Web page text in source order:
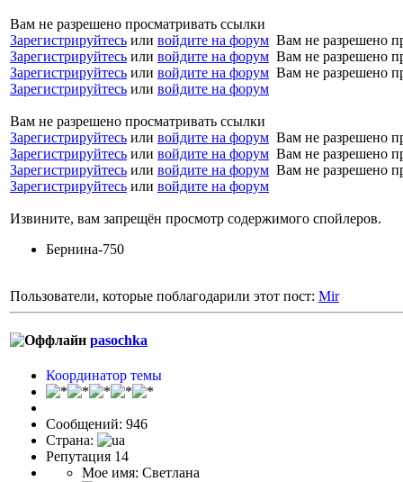
Вам не разрешено просматривать ссылки
Зарегистрируйтесь или войдите на форум Вам не разрешено
Зарегистрируйтесь или войдите на форум Вам не разрешено
Зарегистрируйтесь или войдите на форум Вам не разрешено
Зарегистрируйтесь или войдите на форум
Вам не разрешено просматривать ссылки
Зарегистрируйтесь или войдите на форум Вам не разрешено
Зарегистрируйтесь или войдите на форум Вам не разрешено
Зарегистрируйтесь или войдите на форум Вам не разрешено
Зарегистрируйтесь или войдите на форум
Извините, вам запрещён просмотр содержимого спойлеров.
Бернина-750
Пользователи, которые поблагодарили этот пост: Mir
pasochka
Координатор темы
Сообщений: 946
Страна:
Репутация 14
Мое имя: Светлана